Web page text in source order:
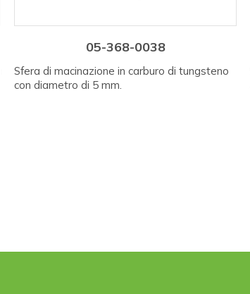
05-368-0038
Sfera di macinazione in carburo di tungsteno
con diametro di 5 mm.